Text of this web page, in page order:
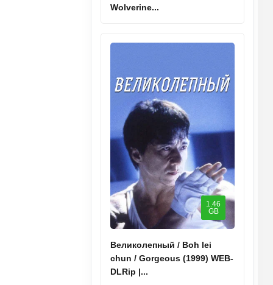
Wolverine...
1.46
GB
Великолепный / Boh lei
chun / Gorgeous (1999) WEB-
DLRip |...